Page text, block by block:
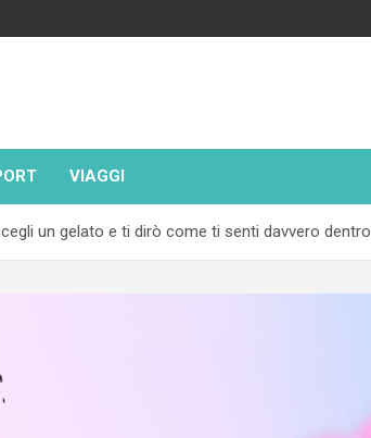
VIAGGI
un gelato e ti dirò come ti senti davvero dentro